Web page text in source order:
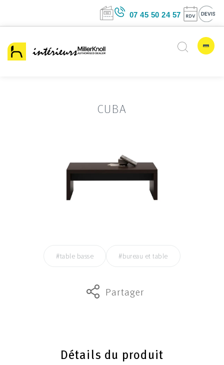
07 45 50 24
CUBA
#table basse #bureau et table
Partager
Détails du produit